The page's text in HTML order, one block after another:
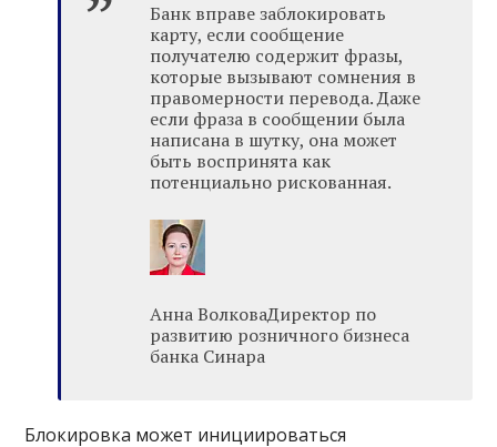
Банк вправе заблокировать
карту, если сообщение
получателю содержит фразы,
которые вызывают сомнения в
правомерности перевода. Даже
если фраза в сообщении была
написана в шутку, она может
быть воспринята как
потенциально рискованная.
Анна ВолковаДиректор по
развитию розничного бизнеса
банка Синара
Блокировка может инициироваться